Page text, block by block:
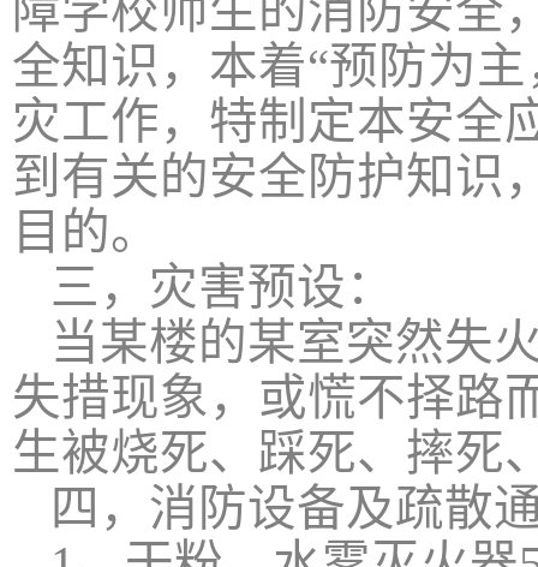
障学校师生的消防安全
全知识，本着“预防为
灾工作，特制定本安全
到有关的安全防护知识
目的。
三，灾害预设：
当某楼的某室突然失
失措现象，或慌不择路
生被烧死、踩死、摔死
四，消防设备及疏散